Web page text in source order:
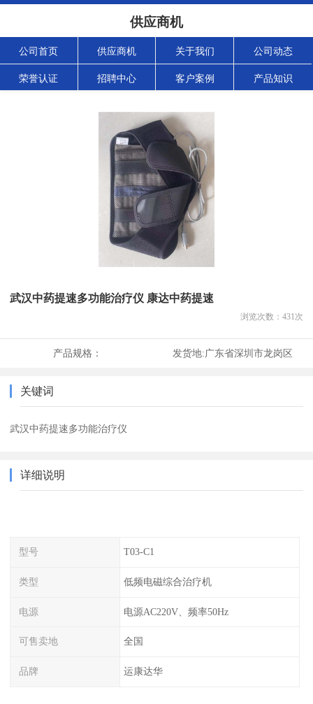
供应商机
公司首页 供应商机 关于我们 公司动态
荣誉认证 招聘中心 客户案例 产品知识
武汉中药提速多功能治疗仪 康达中药提速
浏览次数： 431次
产品规格： 发货地:广东省深圳市龙岗区
关键词
武汉中药提速多功能治疗仪
详细说明
型号 T03-C1
类型 低频电磁综合治疗机
电源 电源AC220V、频率50Hz
可售卖地 全国
品牌 运康达华